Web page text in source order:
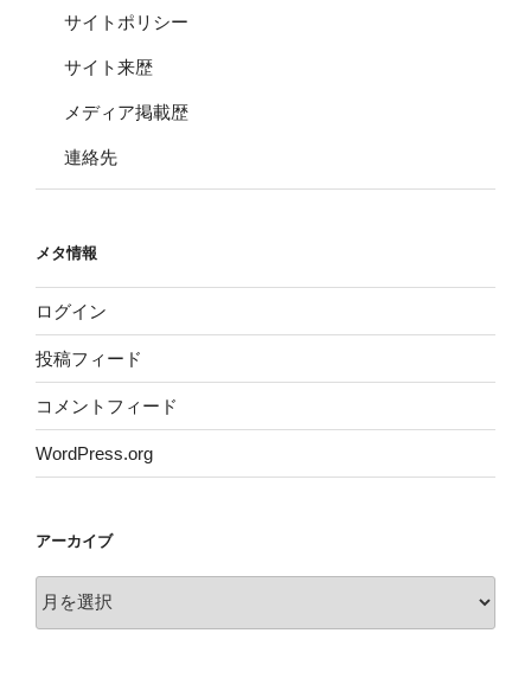
サイトポリシー
サイト来歴
メディア掲載歴
連絡先
メタ情報
ログイン
投稿フィード
コメントフィード
WordPress.org
アーカイブ
ー